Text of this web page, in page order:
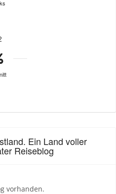
Ein Land voller
Reiseblog
vorhanden.